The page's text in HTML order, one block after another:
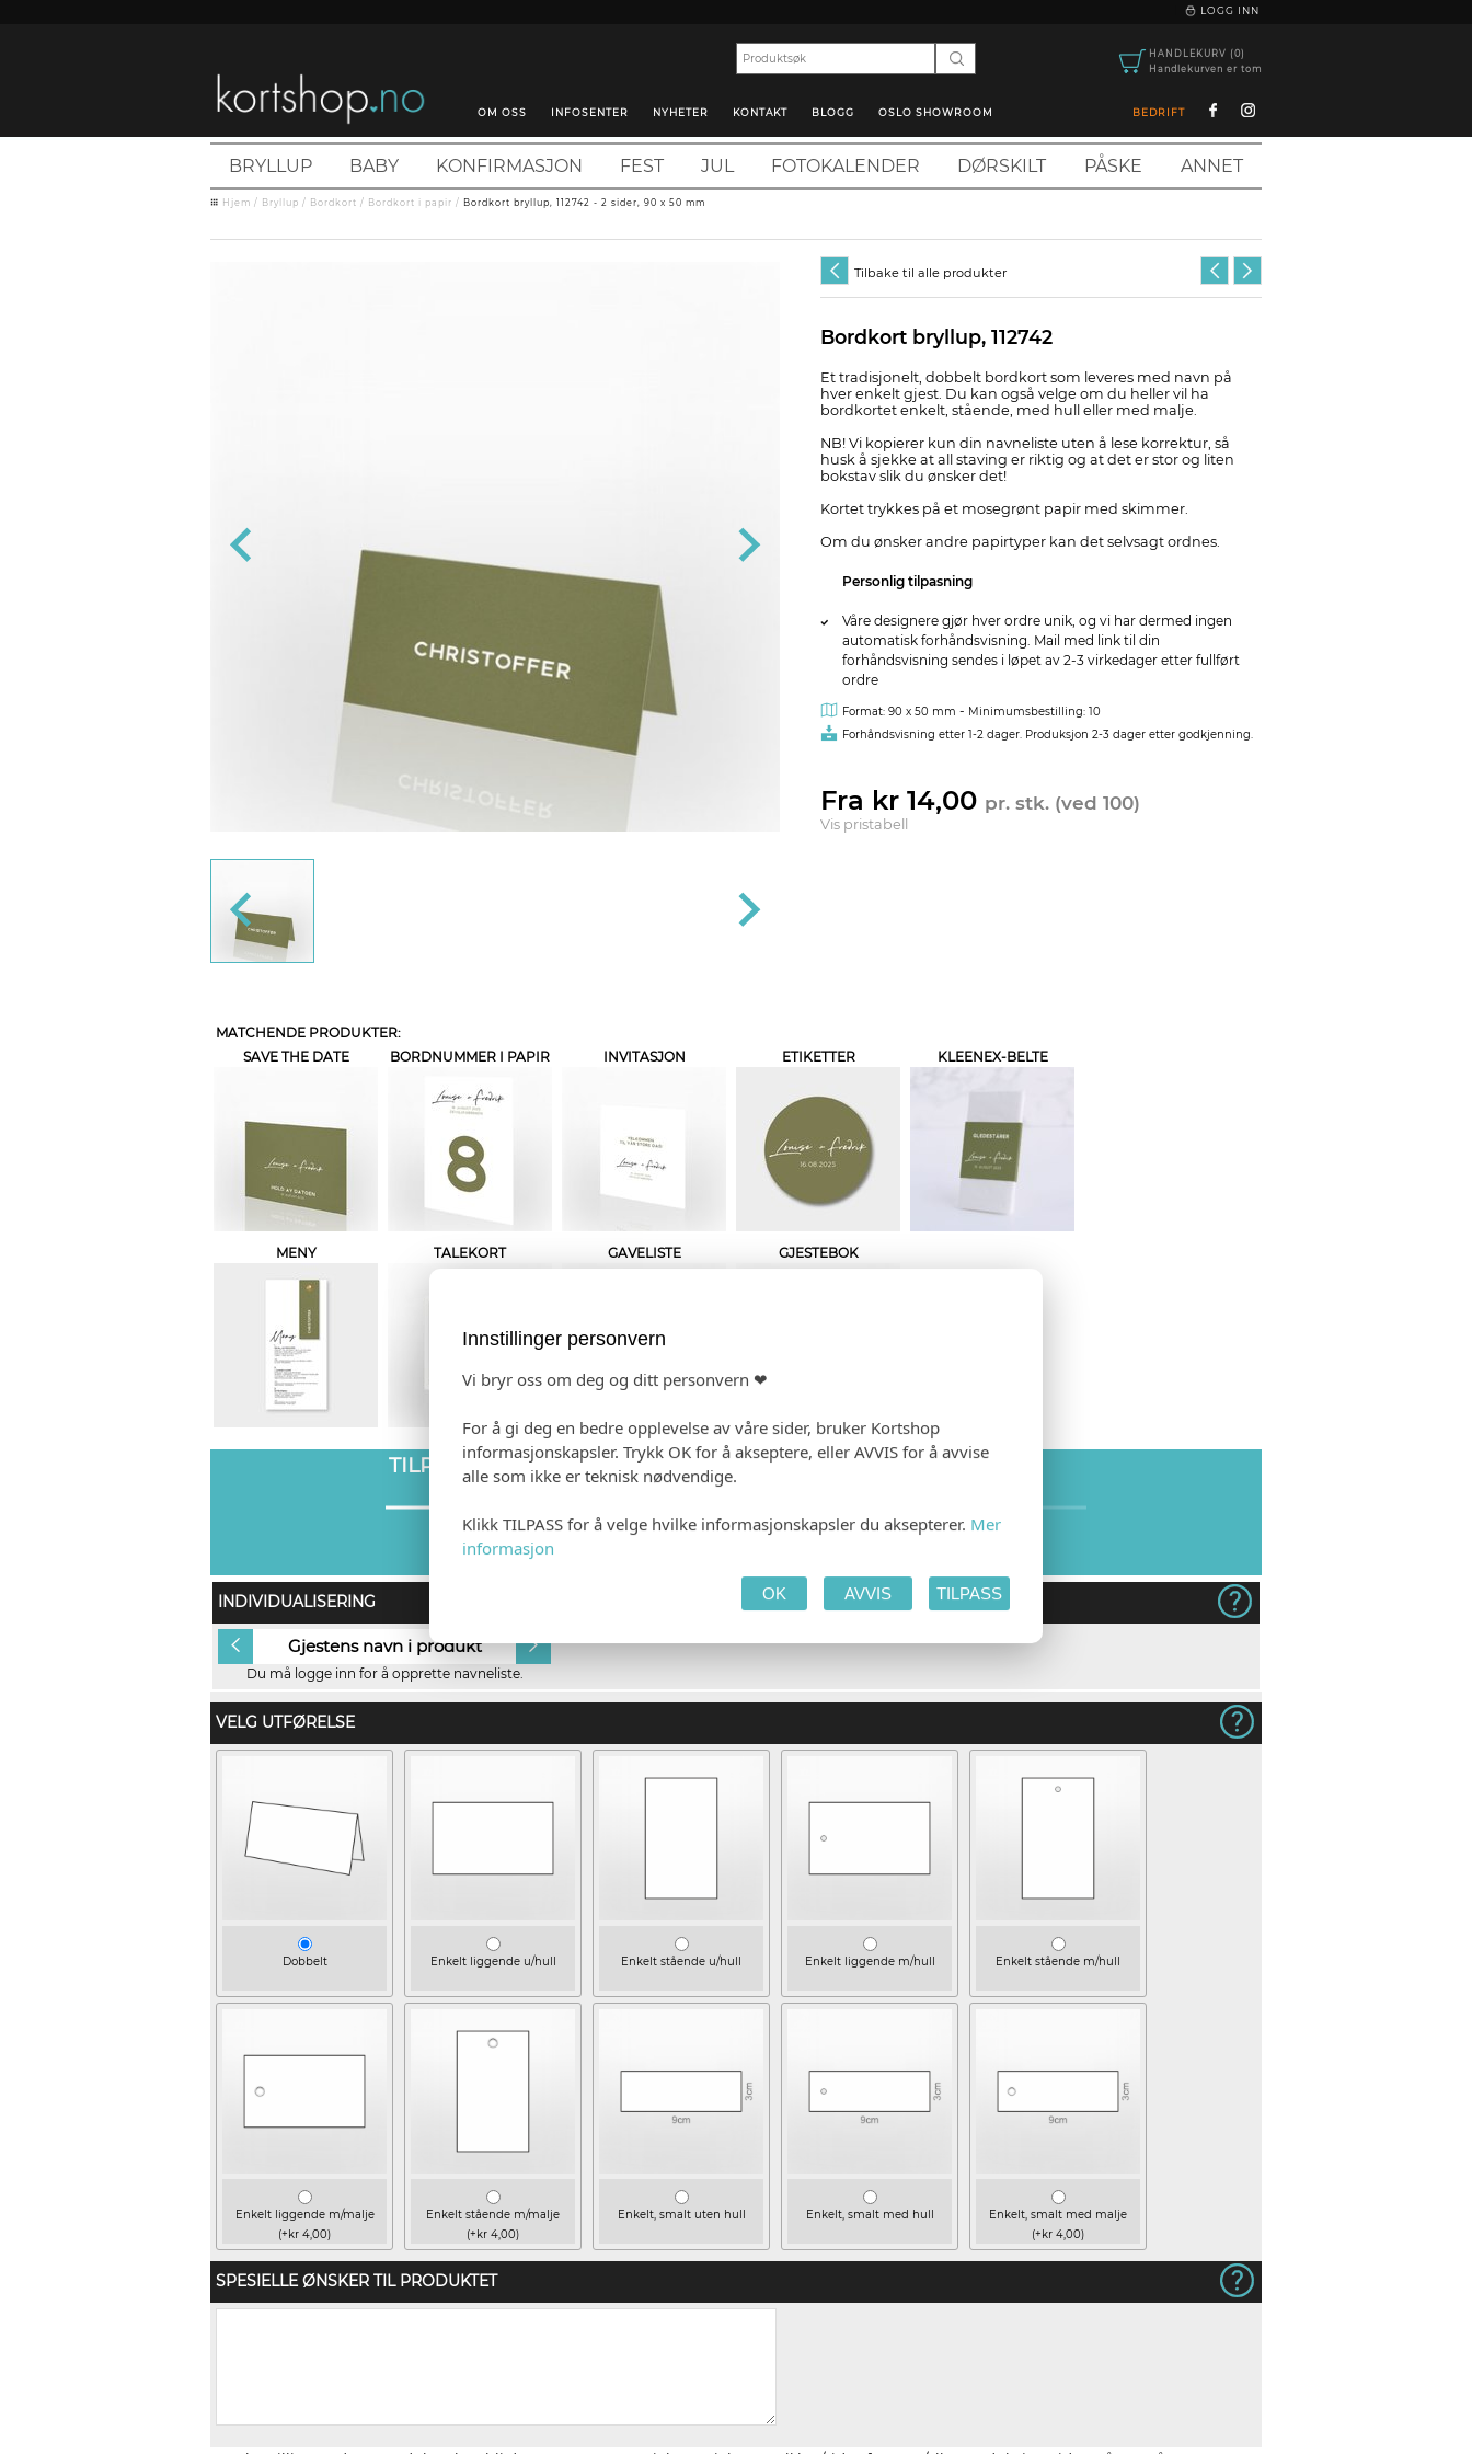
LOGG INN
HANDLEKURV (0)
Handlekurven er tom
OM OSS INFOSENTER NYHETER KONTAKT BLOGG OSLO SHOWROOM BEDRIFT
BRYLLUP BABY KONFIRMASJON FEST JUL FOTOKALENDER DØRSKILT PÅSKE ANNET
Hjem / Bryllup / Bordkort / Bordkort i papir / Bordkort bryllup, 112742 - 2 sider, 90 x 50 mm
Tilbake til alle produkter
Bordkort bryllup, 112742
Et tradisjonelt, dobbelt bordkort som leveres med navn på
hver enkelt gjest. Du kan også velge om du heller vil ha
bordkortet enkelt, stående, med hull eller med malje.
NB! Vi kopierer kun din navneliste uten å lese korrektur, så
husk å sjekke at all staving er riktig og at det er stor og liten
bokstav slik du ønsker det!
Kortet trykkes på et mosegrønt papir med skimmer.
Om du ønsker andre papirtyper kan det selvsagt ordnes.
Personlig tilpasning
Våre designere gjør hver ordre unik, og vi har dermed ingen
automatisk forhåndsvisning. Mail med link til din
forhåndsvisning sendes i løpet av 2-3 virkedager etter fullført
ordre
Format: 90 x 50 mm - Minimumsbestilling: 10
Forhåndsvisning etter 1-2 dager. Produksjon 2-3 dager etter godkjenning.
Fra kr 14,00 pr. stk. (ved 100)
Vis pristabell
MATCHENDE PRODUKTER:
SAVE THE DATE
BORDNUMMER I PAPIR INVITASJON ETIKETTER KLEENEX-BELTE
MENY TALEKORT GAVELISTE GJESTEBOK
TILPASS PRODUKTET HANDLEKURV KASSE
INDIVIDUALISERING
Gjestens navn i produkt Ingen Gjestens navn i produkt
Du må logge inn for å opprette navneliste.
VELG UTFØRELSE
Dobbelt Enkelt liggende u/hull Enkelt stående u/hull Enkelt liggende m/hull Enkelt stående m/hull
Enkelt liggende m/malje
(+kr 4,00)
Enkelt stående m/malje
(+kr 4,00)
Enkelt, smalt uten hull Enkelt, smalt med hull
Enkelt, smalt med malje
(+kr 4,00)
SPESIELLE ØNSKER TIL PRODUKTET
Innstillinger personvern
Vi bryr oss om deg og ditt personvern ❤
For å gi deg en bedre opplevelse av våre sider, bruker Kortshop
informasjonskapsler. Trykk OK for å akseptere, eller AVVIS for å avvise
alle som ikke er teknisk nødvendige.
Klikk TILPASS for å velge hvilke informasjonskapsler du aksepterer. Mer
informasjon
OK AVVIS TILPASS